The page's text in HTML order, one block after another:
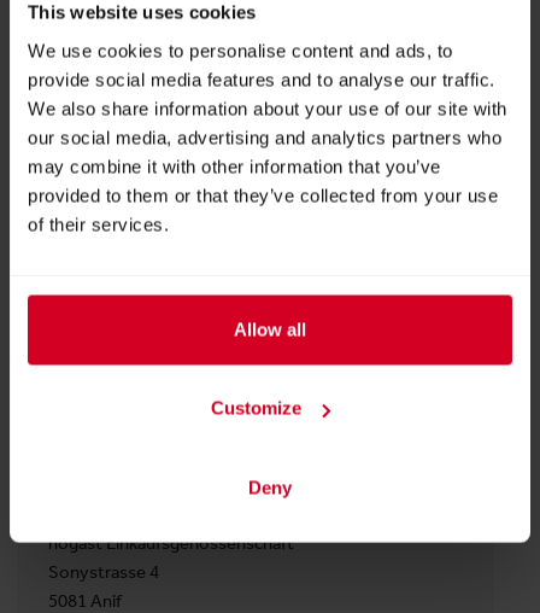
This website uses cookies
We use cookies to personalise content and ads, to
provide social media features and to analyse our traffic.
We also share information about your use of our site with
our social media, advertising and analytics partners who
may combine it with other information that you’ve
provided to them or that they’ve collected from your use
of their services.
Allow all
Customize
Deny
FOLLOW US
Facebook YouTube LinkedIn Instagram
https://events.hogast.at/gast2023/
hogast Einkaufsgenossenschaft
Sonystrasse 4
5081 Anif